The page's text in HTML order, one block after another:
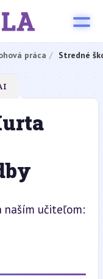
práca Stredné
naším učiteľom: